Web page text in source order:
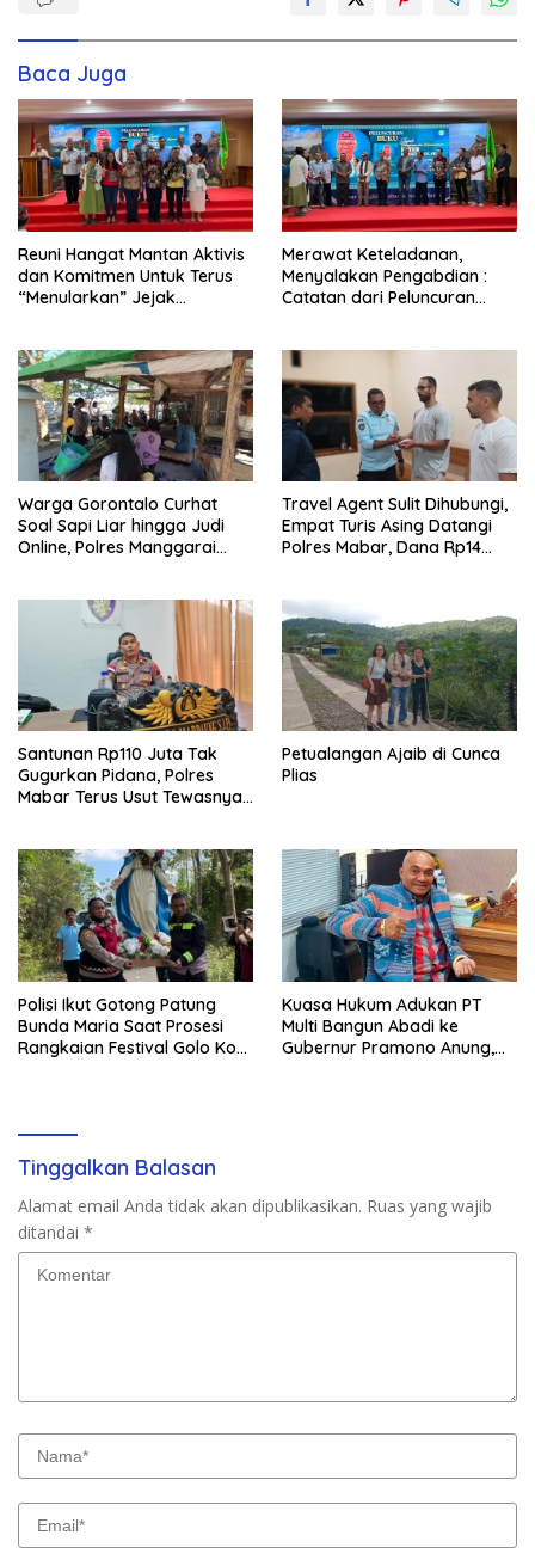
Baca Juga
Reuni Hangat Mantan Aktivis
dan Komitmen Untuk Terus
“Menularkan” Jejak
Merawat Keteladanan,
Menyalakan Pengabdian :
Catatan dari Peluncuran
Warga Gorontalo Curhat
Soal Sapi Liar hingga Judi
Online, Polres Manggarai
Travel Agent Sulit Dihubungi,
Empat Turis Asing Datangi
Polres Mabar, Dana Rp14
Santunan Rp110 Juta Tak
Gugurkan Pidana, Polres
Mabar Terus Usut Tewasnya
Petualangan Ajaib di Cunca
Plias
Polisi Ikut Gotong Patung
Bunda Maria Saat Prosesi
Rangkaian Festival Golo Koe
Kuasa Hukum Adukan PT
Multi Bangun Abadi ke
Gubernur Pramono Anung,
Tinggalkan Balasan
Alamat email Anda tidak akan dipublikasikan. Ruas yang wajib
ditandai *